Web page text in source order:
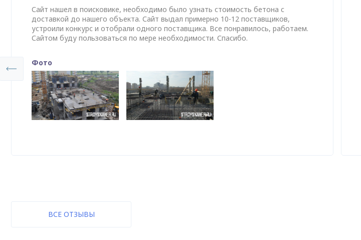
Сайт нашел в поисковике, необходимо было узнать стоимость бетона с
доставкой до нашего объекта. Сайт выдал примерно 10-12 поставщиков,
устроили конкурс и отобрали одного поставщика. Все понравилось, работаем.
Сайтом буду пользоваться по мере необходимости. Спасибо.
Фото
ВСЕ ОТЗЫВЫ